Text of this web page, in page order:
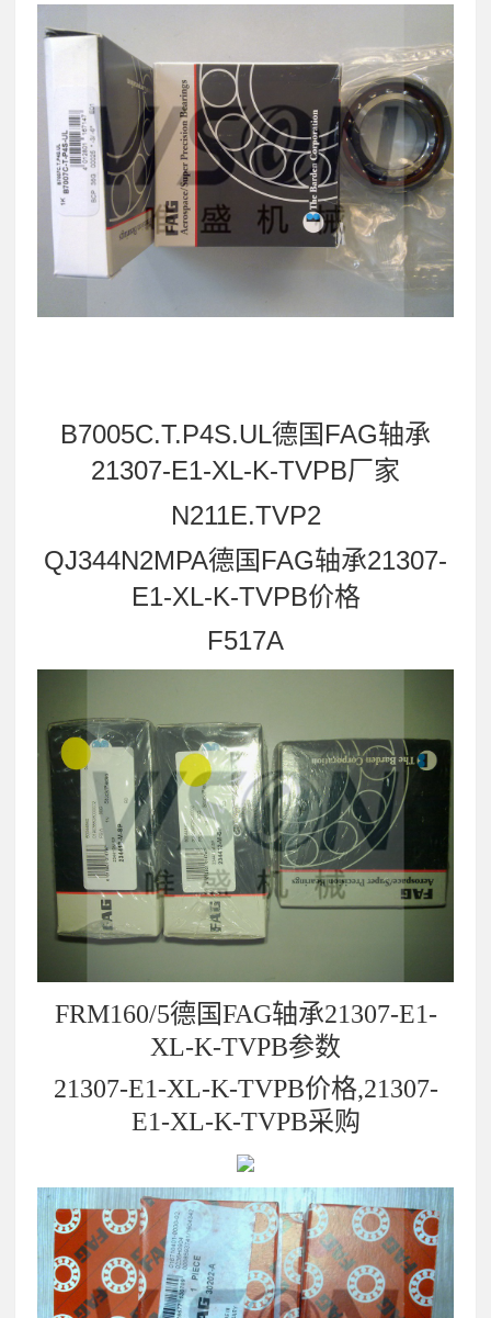
B7005C.T.P4S.UL德国FAG轴承
21307-E1-XL-K-TVPB厂家
N211E.TVP2
QJ344N2MPA德国FAG轴承21307-
E1-XL-K-TVPB价格
F517A
FRM160/5德国FAG轴承21307-E1-
XL-K-TVPB参数
21307-E1-XL-K-TVPB价格,21307-
E1-XL-K-TVPB采购